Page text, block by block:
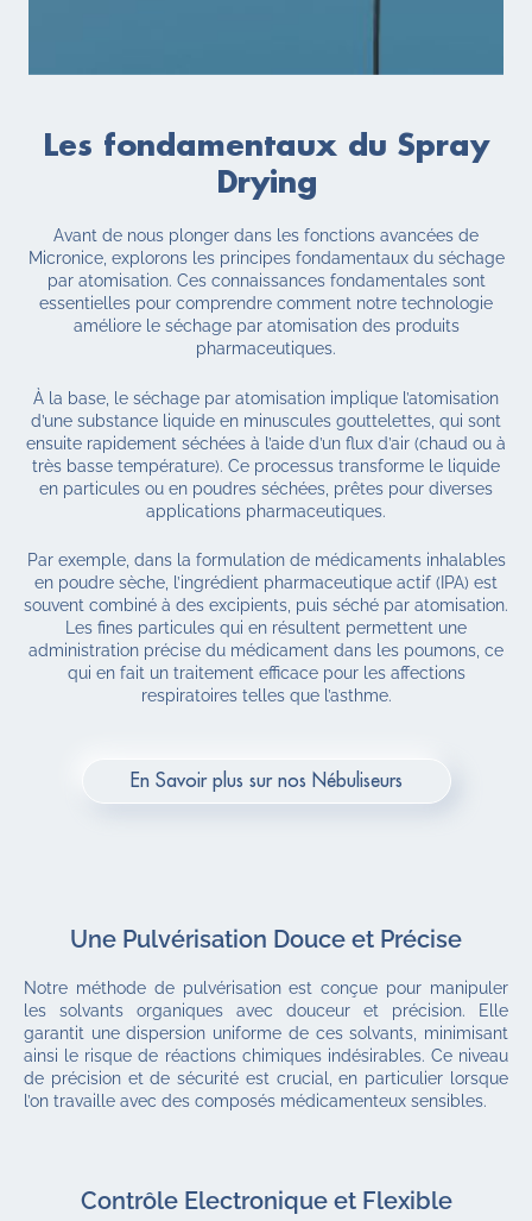
Les fondamentaux du Spray
Drying
Avant de nous plonger dans les fonctions avancées de
Micronice, explorons les principes fondamentaux du séchage
par atomisation. Ces connaissances fondamentales sont
essentielles pour comprendre comment notre technologie
améliore le séchage par atomisation des produits
pharmaceutiques.
À la base, le séchage par atomisation implique l’atomisation
d’une substance liquide en minuscules gouttelettes, qui sont
ensuite rapidement séchées à l’aide d’un flux d’air (chaud ou à
très basse température). Ce processus transforme le liquide
en particules ou en poudres séchées, prêtes pour diverses
applications pharmaceutiques.
Par exemple, dans la formulation de médicaments inhalables
en poudre sèche, l’ingrédient pharmaceutique actif ( IPA) est
souvent combiné à des excipients, puis séché par atomisation.
Les fines particules qui en résultent permettent une
administration précise du médicament dans les poumons, ce
qui en fait un traitement efficace pour les affections
respiratoires telles que l’asthme.
En Savoir plus sur nos Nébuliseurs
Une Pulvérisation Douce et Précise
Notre méthode de pulvérisation est conçue pour manipuler
les solvants organiques avec douceur et précision. Elle
garantit une dispersion uniforme de ces solvants, minimisant
ainsi le risque de réactions chimiques indésirables. Ce niveau
de précision et de sécurité est crucial, en particulier lorsque
l’on travaille avec des composés médicamenteux sensibles.
Contrôle Electronique et Flexible